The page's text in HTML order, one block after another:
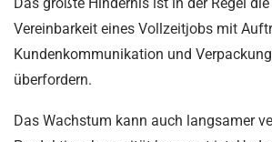
Vereinbarkeit eines Vollzeitjobs mit
Kundenkommunikation und
überfordern.
Das Wachstum kann auch langsamer